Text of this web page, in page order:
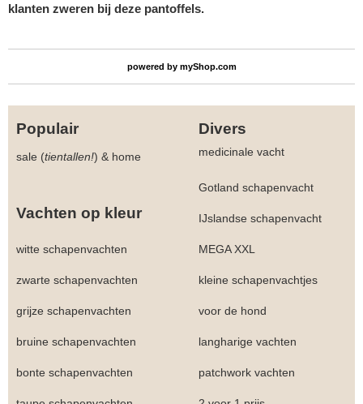
klanten zweren bij deze pantoffels.
powered by myShop.com
Populair Divers
sale (tientallen!) & home medicinale vacht
Gotland schapenvacht
Vachten op kleur IJslandse schapenvacht
witte schapenvachten MEGA XXL
zwarte schapenvachten kleine schapenvachtjes
grijze schapenvachten voor de hond
bruine schapenvachten langharige vachten
bonte schapenvachten patchwork vachten